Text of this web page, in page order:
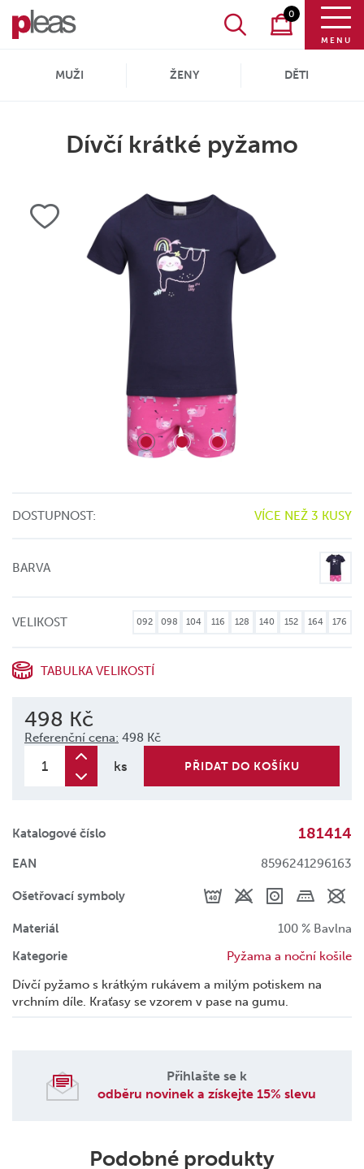
0
MENU
MUŽI ŽENY DĚTI
Dívčí krátké pyžamo
DOSTUPNOST: VÍCE NEŽ 3 KUSY
BARVA
VELIKOST 092 098 104 116 128 140 152 164 176
TABULKA VELIKOSTÍ
498 Kč
Referenční cena: 498 Kč
ks PŘIDAT DO KOŠÍKU
Katalogové číslo 181414
EAN 8596241296163
Ošetřovací symboly
Materiál
100 % Bavlna
Kategorie
Pyžama a noční košile
Dívčí pyžamo s krátkým rukávem a milým potiskem na
vrchním díle. Kraťasy se vzorem v pase na gumu.
Přihlašte se k
odběru novinek a získejte 15% slevu
Podobné produkty